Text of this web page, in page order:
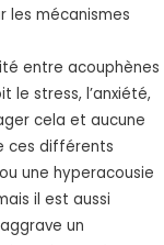
les mécanismes
entre acouphènes
le stress, l’anxiété,
cela et aucune
ces différents
une hyperacousie
il est aussi
un